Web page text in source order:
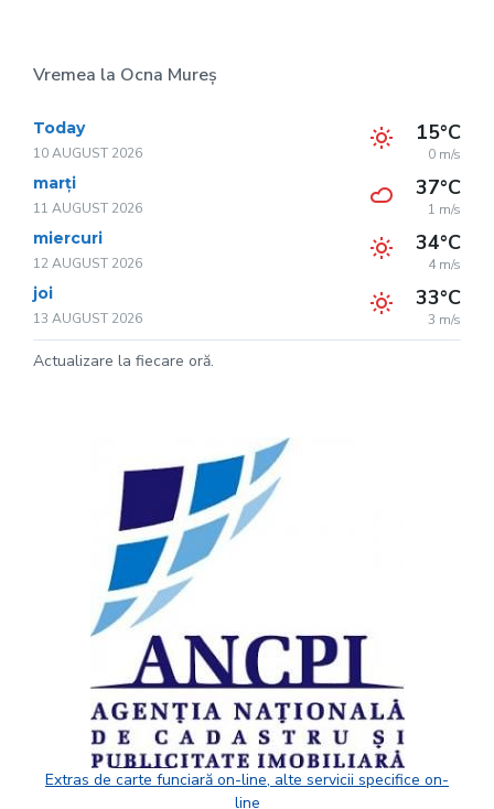
Vremea la Ocna Mureș
Today
10 AUGUST 2026
15°C
0 m/s
marți
11 AUGUST 2026
37°C
1 m/s
miercuri
12 AUGUST 2026
34°C
4 m/s
joi
13 AUGUST 2026
33°C
3 m/s
Actualizare la fiecare oră.
Extras de carte funciară on-line, alte servicii specifice on-
line